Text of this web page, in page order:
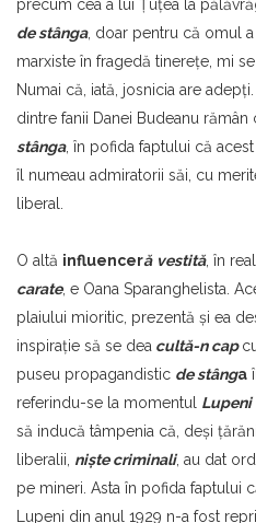
precum cea a lui Ţuţea la
de stânga, doar pentru că omul
marxiste în fragedă tinereţe, mi
Numai că, iată, josnicia are
dintre fanii Danei Budeanu
stânga, în pofida faptului că acest
îl numeau admiratorii săi, cu
liberal.
O altă influenceră vestită, în
carate, e Oana Sparanghelista.
plaiului mioritic, prezentă şi ea
inspiraţie să se dea cultă-n cap
puseu propagandistic de stânga
referindu-se la momentul Lupeni
să inducă tâmpenia că, deşi
liberalii, nişte criminali, au dat
pe mineri. Asta în pofida faptului
Lupeni din anul 1929 n-a fost